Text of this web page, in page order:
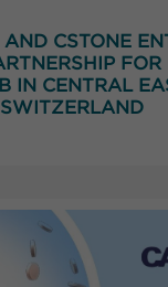
CSTONE
FOR
IN CENTRAL